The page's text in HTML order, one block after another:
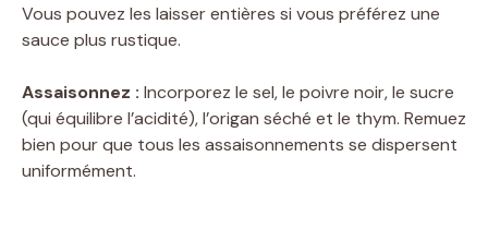
Vous pouvez les laisser entières si vous préférez une
sauce plus rustique.
Assaisonnez : Incorporez le sel, le poivre noir, le sucre
(qui équilibre l’acidité), l’origan séché et le thym. Remuez
bien pour que tous les assaisonnements se dispersent
uniformément.